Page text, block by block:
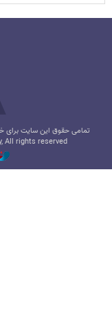
تمامی حقوق این سایت برای
All rights reserved